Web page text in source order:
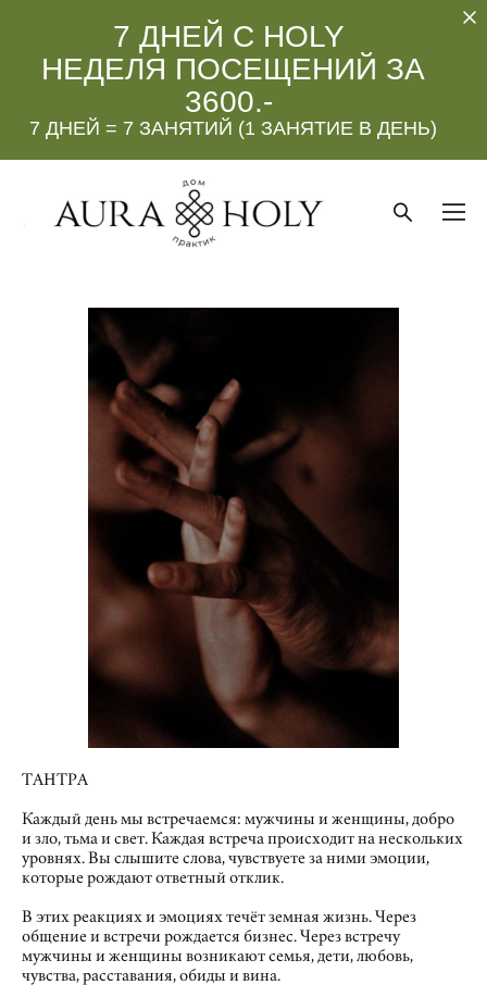
7 ДНЕЙ С HOLY
НЕДЕЛЯ ПОСЕЩЕНИЙ ЗА
3600.-
7 ДНЕЙ = 7 ЗАНЯТИЙ (1 ЗАНЯТИЕ В ДЕНЬ)
ТАНТРА
Каждый день мы встречаемся: мужчины и женщины, добро
и зло, тьма и свет. Каждая встреча происходит на нескольких
уровнях. Вы слышите слова, чувствуете за ними эмоции,
которые рождают ответный отклик.
В этих реакциях и эмоциях течёт земная жизнь. Через
общение и встречи рождается бизнес. Через встречу
мужчины и женщины возникают семья, дети, любовь,
чувства, расставания, обиды и вина.